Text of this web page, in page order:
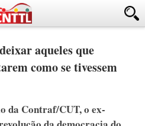
aqueles que
como se tivessem
da Contraf/CUT, o ex-